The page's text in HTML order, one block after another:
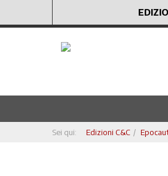
Sei qui: Edizioni C&C